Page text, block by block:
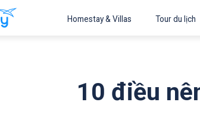
Homestay & Villas Tour du lịch
10 điều